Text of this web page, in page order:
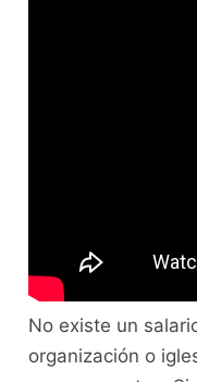
No existe un
organización o